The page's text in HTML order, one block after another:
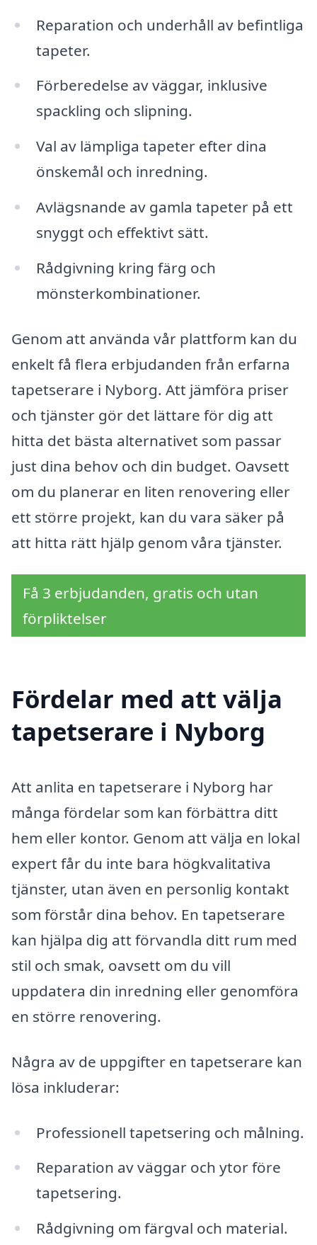
Reparation och underhåll av befintliga
tapeter.
Förberedelse av väggar, inklusive
spackling och slipning.
Val av lämpliga tapeter efter dina
önskemål och inredning.
Avlägsnande av gamla tapeter på ett
snyggt och effektivt sätt.
Rådgivning kring färg och
mönsterkombinationer.
Genom att använda vår plattform kan du
enkelt få flera erbjudanden från erfarna
tapetserare i Nyborg. Att jämföra priser
och tjänster gör det lättare för dig att
hitta det bästa alternativet som passar
just dina behov och din budget. Oavsett
om du planerar en liten renovering eller
ett större projekt, kan du vara säker på
att hitta rätt hjälp genom våra tjänster.
Få 3 erbjudanden, gratis och utan
förpliktelser
Fördelar med att välja
tapetserare i Nyborg
Att anlita en tapetserare i Nyborg har
många fördelar som kan förbättra ditt
hem eller kontor. Genom att välja en lokal
expert får du inte bara högkvalitativa
tjänster, utan även en personlig kontakt
som förstår dina behov. En tapetserare
kan hjälpa dig att förvandla ditt rum med
stil och smak, oavsett om du vill
uppdatera din inredning eller genomföra
en större renovering.
Några av de uppgifter en tapetserare kan
lösa inkluderar:
Professionell tapetsering och målning.
Reparation av väggar och ytor före
tapetsering.
Rådgivning om färgval och material.